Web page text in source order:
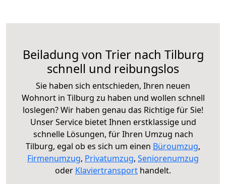
Beiladung von Trier nach Tilburg
schnell und reibungslos
Sie haben sich entschieden, Ihren neuen
Wohnort in Tilburg zu haben und wollen schnell
loslegen? Wir haben genau das Richtige für Sie!
Unser Service bietet Ihnen erstklassige und
schnelle Lösungen, für Ihren Umzug nach
Tilburg, egal ob es sich um einen Büroumzug,
Firmenumzug, Privatumzug, Seniorenumzug
oder Klaviertransport handelt.